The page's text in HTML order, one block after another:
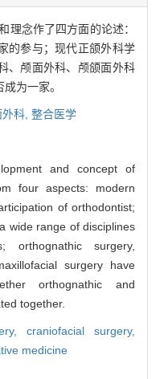
理念作了四方面的论述：
的参与；现代正颌外科学
、颅面外科、颅颌面外科
为一家。
科, 整合医学
and concept of
four aspects: modern
of orthodontist;
wide range of disciplines
orthognathic surgery,
surgery have
orthognathic and
together.
craniofacial surgery,
medicine